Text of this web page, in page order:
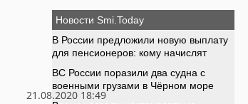
21.08.2020 18:49